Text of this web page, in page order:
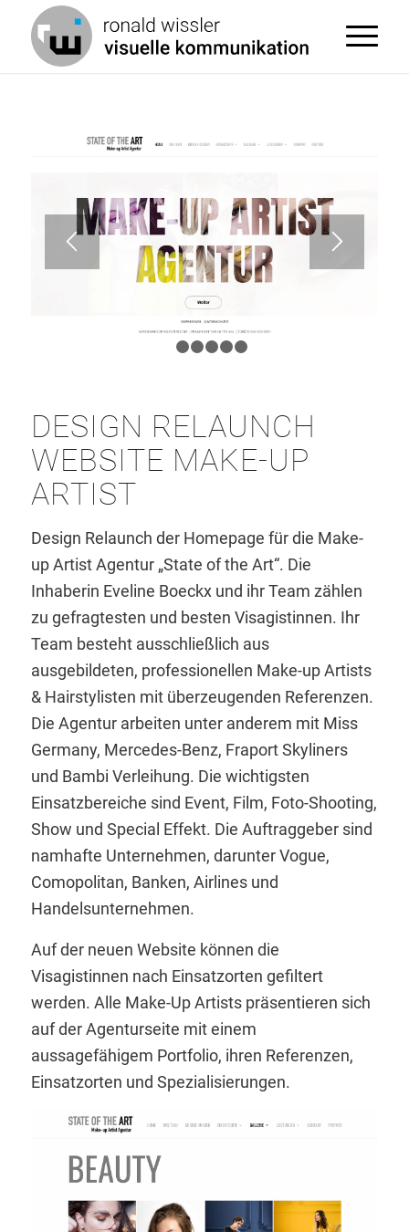
DESIGN RELAUNCH
WEBSITE MAKE-UP
ARTIST
Design Relaunch der Homepage für die Make-
up Artist Agentur „State of the Art“. Die
Inhaberin Eveline Boeckx und ihr Team zählen
zu gefragtesten und besten Visagistinnen. Ihr
Team besteht ausschließlich aus
ausgebildeten, professionellen Make-up Artists
& Hairstylisten mit überzeugenden Referenzen.
Die Agentur arbeiten unter anderem mit Miss
Germany, Mercedes-Benz, Fraport Skyliners
und Bambi Verleihung. Die wichtigsten
Einsatzbereiche sind Event, Film, Foto-Shooting,
Show und Special Effekt. Die Auftraggeber sind
namhafte Unternehmen, darunter Vogue,
Comopolitan, Banken, Airlines und
Handelsunternehmen.
Auf der neuen Website können die
Visagistinnen nach Einsatzorten gefiltert
werden. Alle Make-Up Artists präsentieren sich
auf der Agenturseite mit einem
aussagefähigem Portfolio, ihren Referenzen,
Einsatzorten und Spezialisierungen.